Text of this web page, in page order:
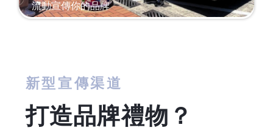
流動宣傳你的品牌
新型宣傳渠道
打造品牌禮物？